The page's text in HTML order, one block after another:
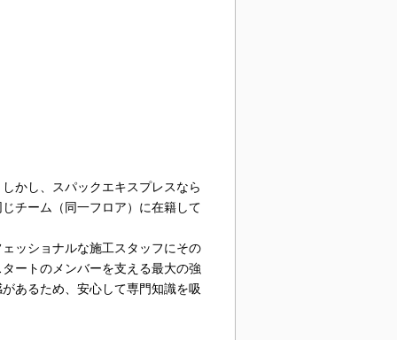
かし、スパックエキスプレスなら
チーム（同一フロア）に在籍して
ッショナルな施工スタッフにその
ートのメンバーを支える最大の強
あるため、安心して専門知識を吸